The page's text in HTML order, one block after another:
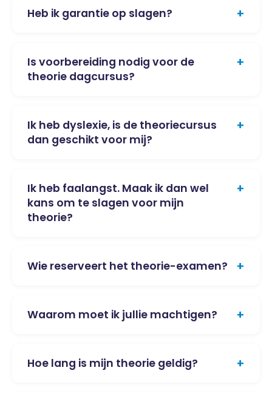
Heb ik garantie op slagen? +
Is voorbereiding nodig voor de
theorie dagcursus?
+
Ik heb dyslexie, is de theoriecursus
dan geschikt voor mij?
+
Ik heb faalangst. Maak ik dan wel
kans om te slagen voor mijn
theorie?
+
Wie reserveert het theorie-examen? +
Waarom moet ik jullie machtigen? +
Hoe lang is mijn theorie geldig? +